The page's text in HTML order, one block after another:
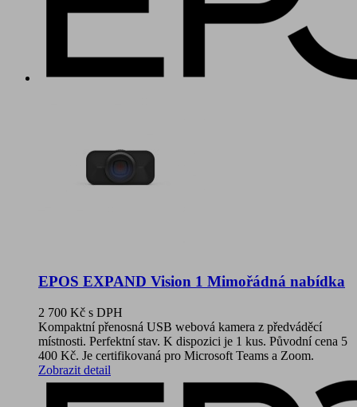
EPOS EXPAND Vision 1 Mimořádná nabídka
2 700 Kč s DPH
Kompaktní přenosná USB webová kamera z předváděcí
místnosti. Perfektní stav. K dispozici je 1 kus. Původní cena 5
400 Kč. Je certifikovaná pro Microsoft Teams a Zoom.
Zobrazit detail